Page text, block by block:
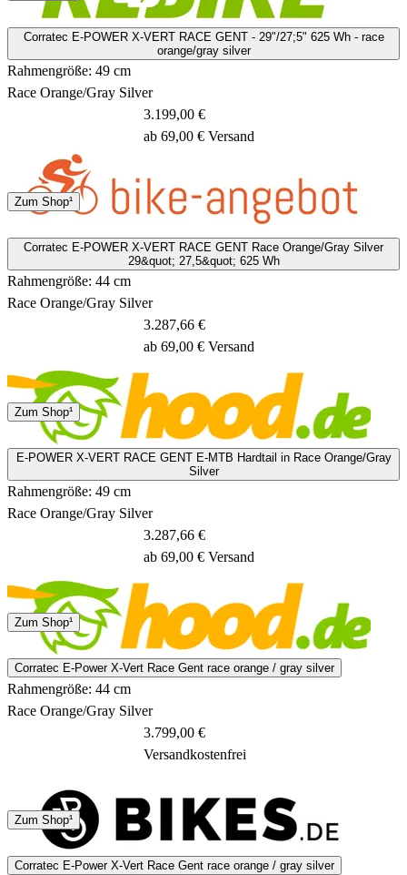
3 - 4 Tage
Corratec E-POWER X-VERT RACE GENT - 29"/27;5" 625 Wh - race
orange/gray silver
Rahmengröße: 49 cm
Race Orange/Gray Silver
Spedition
3 - 5 Tage
3.199,00 €
ab 69,00 € Versand
Zum Shop¹
Corratec E-POWER X-VERT RACE GENT Race Orange/Gray Silver
29&quot; 27,5&quot; 625 Wh
Rahmengröße: 44 cm
Race Orange/Gray Silver
1 - 3 Tage
3.287,66 €
ab 69,00 € Versand
Zum Shop¹
E-POWER X-VERT RACE GENT E-MTB Hardtail in Race Orange/Gray
Silver
Rahmengröße: 49 cm
Race Orange/Gray Silver
1 - 3 Tage
3.287,66 €
ab 69,00 € Versand
Zum Shop¹
Corratec E-Power X-Vert Race Gent race orange / gray silver
Rahmengröße: 44 cm
Race Orange/Gray Silver
2 Tage
3.799,00 €
Versandkostenfrei
Zum Shop¹
Corratec E-Power X-Vert Race Gent race orange / gray silver